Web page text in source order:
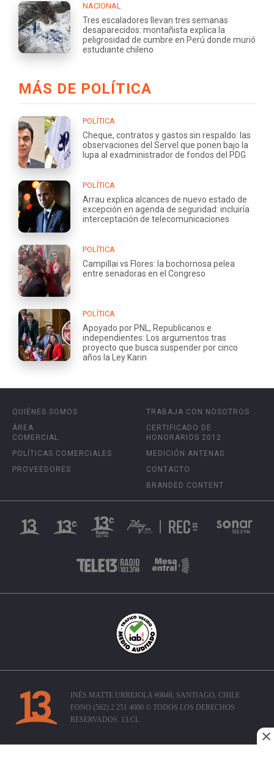
NACIONAL
Tres escaladores llevan tres semanas
desaparecidos: montañista explica la
peligrosidad de cumbre en Perú donde murió
estudiante chileno
MÁS DE POLÍTICA
POLÍTICA
Cheque, contratos y gastos sin respaldo: las
observaciones del Servel que ponen bajo la
lupa al exadministrador de fondos del PDG
POLÍTICA
Arrau explica alcances de nuevo estado de
excepción en agenda de seguridad: incluiría
interceptación de telecomunicaciones
POLÍTICA
Campillai vs Flores: la bochornosa pelea
entre senadoras en el Congreso
POLÍTICA
Apoyado por PNL, Republicanos e
independientes: Los argumentos tras
proyecto que busca suspender por cinco
años la Ley Karin
QUIÉNES SOMOS
ÁREA
COMERCIAL
POLÍTICAS COMERCIALES
PROVEEDORES
TRABAJA CON NOSOTROS
CERTIFICADO DE
HONORARIOS 2012
MEDICIÓN ANTENAS
CONTACTO
BRANDED CONTENT
INÉS MATTE URREJOLA #0848, SANTIAGO, CHILE
FONO (562) 2 251 4000 © TODOS LOS DERECHOS
RESERVADOS. 13.CL